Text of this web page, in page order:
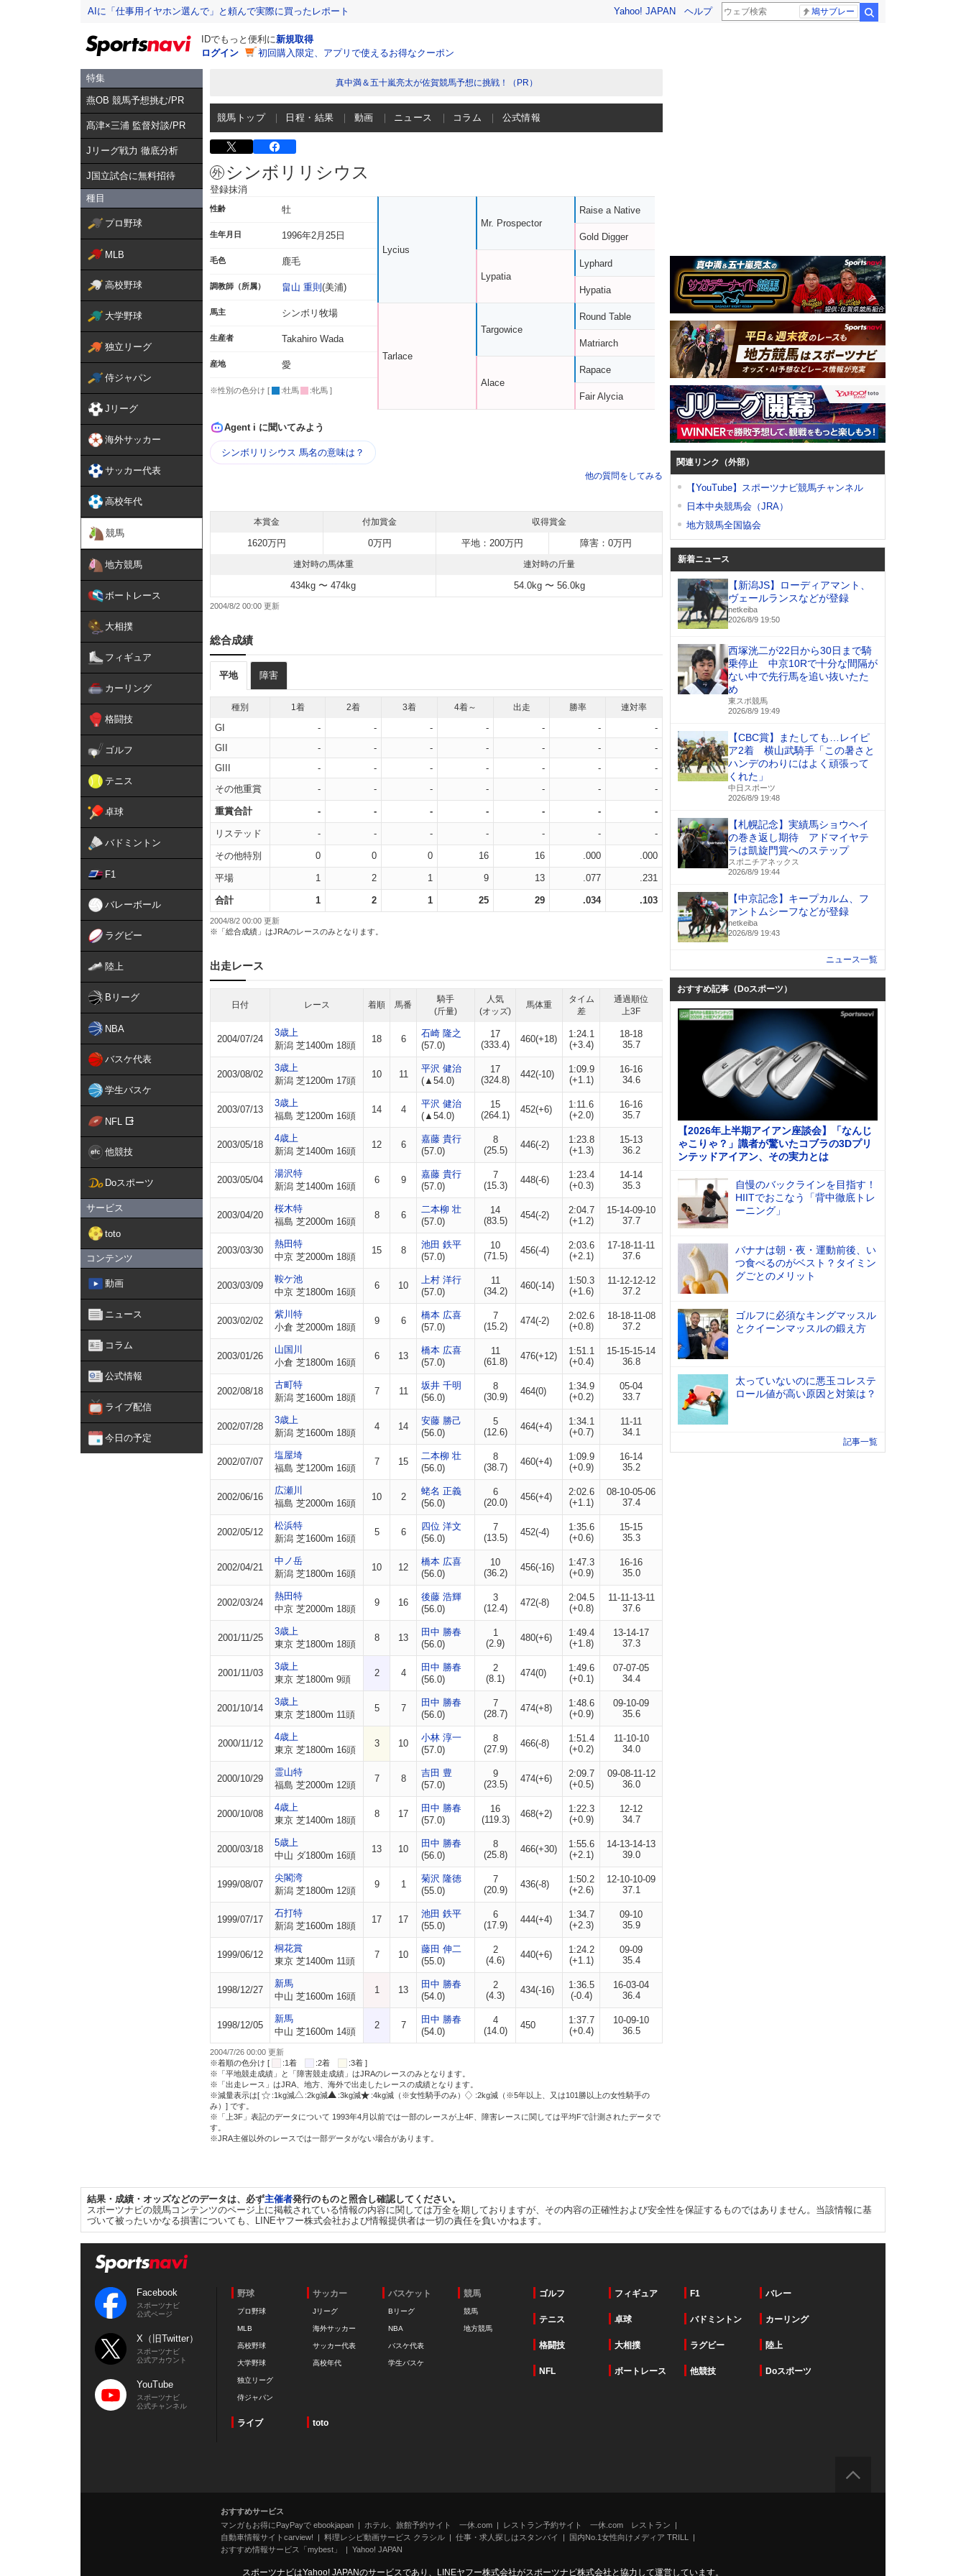
AIに「仕事用イヤホン選んで」と頼んで実際に買ったレポート Yahoo! JAPAN ヘルプ 鳩サブレー
IDでもっと便利に新規取得
ログイン
初回購入限定、アプリで使えるお得なクーポン
特集
燕OB 競馬予想挑む/PR
髙津×三浦 監督対談/PR
Jリーグ戦力 徹底分析
J国立試合に無料招待
種目
プロ野球
MLB
高校野球
大学野球
独立リーグ
侍ジャパン
Jリーグ
海外サッカー
サッカー代表
高校年代
競馬
地方競馬
ボートレース
大相撲
フィギュア
カーリング
格闘技
ゴルフ
テニス
卓球
バドミントン
F1
バレーボール
ラグビー
陸上
Bリーグ
NBA
バスケ代表
学生バスケ
NFL
他競技
Doスポーツ
サービス
toto
コンテンツ
動画
ニュース
コラム
公式情報
ライブ配信
今日の予定
真中満＆五十嵐亮太が佐賀競馬予想に挑戦！（PR）
競馬トップ 日程・結果 動画 ニュース コラム 公式情報
シンボリリシウス
登録抹消
性齢 牡
生年月日 1996年2月25日
毛色 鹿毛
調教師（所属） 畠山 重則 (美浦)
馬主 シンボリ牧場
生産者 Takahiro Wada
産地 愛
※性別の色分け [ :牡馬 :牝馬 ]
Lycius
Tarlace
Mr. Prospector
Lypatia
Targowice
Alace
Raise a Native
Gold Digger
Lyphard
Hypatia
Round Table
Matriarch
Rapace
Fair Alycia
Agent i に聞いてみよう
シンボリリシウス 馬名の意味は？
他の質問をしてみる
本賞金 付加賞金 収得賞金
1620万円 0万円 平地：200万円 障害：0万円
連対時の馬体重 連対時の斤量
434kg 〜 474kg 54.0kg 〜 56.0kg
2004/8/2 00:00
総合成績
平地 障害
種別 1着 2着 3着 4着～ 出走 勝率 連対率
GI - - - - - -
-
GII
- - - - - -
-
GIII
- - - - - -
-
その他重賞
- - - - - - -
重賞合計 - - - - - - -
リステッド - - - - - - -
その他特別 0 0 0 16 16 .000 .000
平場 1 2 1 9 13 .077 .231
合計 1 2 1 25 29 .034 .103
2004/8/2 00:00 更新
※「総合成績」はJRAのレースのみとなります。
出走レース
日付 レース 着順 馬番
騎手
(斤量)
人気
(オッズ)
馬体重
タイム
差
通過順位
上3F
2004/07/24
3歳上
新潟 芝1400m 18頭
18 6
石崎 隆之
(57.0)
17
(333.4)
460(+18)
1:24.1
(+3.4)
18-18
35.7
2003/08/02
3歳上
新潟 芝1200m 17頭
10 11
平沢 健治
(▲54.0)
17
(324.8)
442(-10)
1:09.9
(+1.1)
16-16
34.6
2003/07/13
3歳上
福島 芝1200m 16頭
14 4
平沢 健治
(▲54.0)
15
(264.1)
452(+6)
1:11.6
(+2.0)
16-16
35.7
2003/05/18
4歳上
新潟 芝1400m 16頭
12 6
嘉藤 貴行
(57.0)
8
(25.5)
446(-2)
1:23.8
(+1.3)
15-13
36.2
2003/05/04
湯沢特
新潟 芝1400m 16頭
6 9
嘉藤 貴行
(57.0)
7
(15.3)
448(-6)
1:23.4
(+0.3)
14-14
35.3
2003/04/20
桜木特
福島 芝2000m 16頭
8 6
二本柳 壮
(57.0)
14
(83.5)
454(-2)
2:04.7
(+1.2)
15-14-09-10
37.7
2003/03/30
熱田特
中京 芝2000m 18頭
15 8
池田 鉄平
(57.0)
10
(71.5)
456(-4)
2:03.6
(+2.1)
17-18-11-11
37.6
2003/03/09
鞍ケ池
中京 芝1800m 16頭
6 10
上村 洋行
(57.0)
11
(34.2)
460(-14)
1:50.3
(+1.6)
11-12-12-12
37.2
2003/02/02
紫川特
小倉 芝2000m 18頭
9 6
橋本 広喜
(57.0)
7
(15.2)
474(-2)
2:02.6
(+0.8)
18-18-11-08
37.2
2003/01/26
山国川
小倉 芝1800m 16頭
6 13
橋本 広喜
(57.0)
11
(61.8)
476(+12)
1:51.1
(+0.4)
15-15-15-14
36.8
2002/08/18
古町特
新潟 芝1600m 18頭
7 11
坂井 千明
(56.0)
8
(30.9)
464(0)
1:34.9
(+0.2)
05-04
33.7
2002/07/28
3歳上
新潟 芝1600m 18頭
4 14
安藤 勝己
(56.0)
5
(12.6)
464(+4)
1:34.1
(+0.7)
11-11
34.1
2002/07/07
塩屋埼
福島 芝1200m 16頭
7 15
二本柳 壮
(56.0)
8
(38.7)
460(+4)
1:09.9
(+0.9)
16-14
35.2
2002/06/16
広瀬川
福島 芝2000m 16頭
10 2
蛯名 正義
(56.0)
6
(20.0)
456(+4)
2:02.6
(+1.1)
08-10-05-06
37.4
2002/05/12
松浜特
新潟 芝1600m 16頭
5 6
四位 洋文
(56.0)
7
(13.5)
452(-4)
1:35.6
(+0.6)
15-15
35.3
2002/04/21
中ノ岳
新潟 芝1800m 16頭
10 12
橋本 広喜
(56.0)
10
(36.2)
456(-16)
1:47.3
(+0.9)
16-16
35.0
2002/03/24
熱田特
中京 芝2000m 18頭
9 16
後藤 浩輝
(56.0)
3
(12.4)
472(-8)
2:04.5
(+0.8)
11-11-13-11
37.6
2001/11/25
3歳上
東京 芝1800m 18頭
8 13
田中 勝春
(56.0)
1
(2.9)
480(+6)
1:49.4
(+1.8)
13-14-17
37.3
2001/11/03
3歳上
東京 芝1800m 9頭
2 4
田中 勝春
(56.0)
2
(8.1)
474(0)
1:49.6
(+0.1)
07-07-05
34.4
2001/10/14
3歳上
東京 芝1800m 11頭
5 7
田中 勝春
(56.0)
7
(28.7)
474(+8)
1:48.6
(+0.9)
09-10-09
35.6
2000/11/12
4歳上
東京 芝1800m 16頭
3 10
小林 淳一
(57.0)
8
(27.9)
466(-8)
1:51.4
(+0.2)
11-10-10
34.0
2000/10/29
霊山特
福島 芝2000m 12頭
7 8
吉田 豊
(57.0)
9
(23.5)
474(+6)
2:09.7
(+0.5)
09-08-11-12
36.0
2000/10/08
4歳上
東京 芝1400m 18頭
8 17
田中 勝春
(57.0)
16
(119.3)
468(+2)
1:22.3
(+0.9)
12-12
34.7
2000/03/18
5歳上
中山 ダ1800m 16頭
13 10
田中 勝春
(56.0)
8
(25.8)
466(+30)
1:55.6
(+2.1)
14-13-14-13
39.0
1999/08/07
尖閣湾
新潟 芝1800m 12頭
9 1
菊沢 隆徳
(55.0)
7
(20.9)
436(-8)
1:50.2
(+2.6)
12-10-10-09
37.1
1999/07/17
石打特
新潟 芝1600m 18頭
17 17
池田 鉄平
(55.0)
6
(17.9)
444(+4)
1:34.7
(+2.3)
09-10
35.9
1999/06/12
桐花賞
東京 芝1400m 11頭
7 10
藤田 伸二
(55.0)
2
(4.6)
440(+6)
1:24.2
(+1.1)
09-09
35.4
1998/12/27
新馬
中山 芝1600m 16頭
1 13
田中 勝春
(54.0)
2
(4.3)
434(-16)
1:36.5
(-0.4)
16-03-04
36.4
1998/12/05
新馬
中山 芝1600m 14頭
2 7
田中 勝春
(54.0)
4
(14.0)
450
1:37.7
(+0.4)
10-09-10
36.5
2004/7/26 00:00 更新
※着順の色分け [
:1着 :2着
:3着 ]
※「平地競走成績」と「障害競走成績」はJRAのレースのみとなります。
※「出走レース」はJRA、地方、海外で出走したレースの成績となります。
※減量表示は[
:1kg減 :2kg減 :3kg減 :4kg減（※女性騎手のみ）
:2kg減（※5年以上、又は101勝以上の女性騎手の
み）] です。
※「上3F」表記のデータについて 1993年4月以前では一部のレースが上4F、障害レースに関しては平均Fで計測されたデータで
す。
※JRA主催以外のレースでは一部データがない場合があります。
関連リンク（外部）
【YouTube】スポーツナビ競馬チャンネル
日本中央競馬会（JRA）
地方競馬全国協会
新着ニュース
【新潟JS】ローディアマント、
ヴェールランスなどが登録
netkeiba
2026/8/9 19:50
西塚洸二が22日から30日まで騎
乗停止 中京10Rで十分な間隔が
ない中で先行馬を追い抜いたた
め
東スポ競馬
2026/8/9 19:49
【CBC賞】またしても…レイピ
ア2着 横山武騎手「この暑さと
ハンデのわりにはよく頑張って
くれた」
中日スポーツ
2026/8/9 19:48
【札幌記念】実績馬ショウヘイ
の巻き返し期待 アドマイヤテ
ラは凱旋門賞へのステップ
スポニチアネックス
2026/8/9 19:44
【中京記念】キープカルム、フ
ァントムシーフなどが登録
netkeiba
2026/8/9 19:43
ニュース一覧
おすすめ記事（Doスポーツ）
【2026年上半期アイアン座談会】「なんじ
ゃこりゃ？」識者が驚いたコブラの3Dプリ
ンテッドアイアン、その実力とは
自慢のバックラインを目指す！
HIITでおこなう「背中徹底トレ
ーニング」
バナナは朝・夜・運動前後、い
つ食べるのがベスト？タイミン
グごとのメリット
ゴルフに必須なキングマッスル
とクイーンマッスルの鍛え方
太っていないのに悪玉コレステ
ロール値が高い原因と対策は？
記事一覧
結果・成績・オッズなどのデータは、必ず主催者発行のものと照合し確認してください。
スポーツナビの競馬コンテンツのページ上に掲載されている情報の内容に関しては万全を期しておりますが、その内容の正確性および安全性を保証するものではありません。当該情報に基
づいて被ったいかなる損害についても、LINEヤフー株式会社および情報提供者は一切の責任を負いかねます。
Facebook
スポーツナビ
公式ページ
X（旧Twitter）
スポーツナビ
公式アカウント
YouTube
スポーツナビ
公式チャンネル
野球
プロ野球
MLB
高校野球
大学野球
独立リーグ
侍ジャパン
サッカー
Jリーグ
海外サッカー
サッカー代表
高校年代
バスケット
Bリーグ
NBA
バスケ代表
学生バスケ
競馬
競馬
地方競馬
ゴルフ フィギュア F1 バレー
テニス 卓球 バドミントン カーリング
格闘技 大相撲 ラグビー 陸上
NFL ボートレース 他競技 Doスポーツ
ライブ toto
おすすめサービス
マンガもお得にPayPayで ebookjapan
ホテル、旅館予約サイト 一休.com
レストラン予約サイト 一休.com レストラン
自動車情報サイトcarview!
料理レシピ動画サービス クラシル 仕事・求人探しはスタンバイ
国内No.1女性向けメディア TRILL
おすすめ情報サービス「mybest」
Yahoo! JAPAN
スポーツナビはYahoo! JAPANのサービスであり、LINEヤフー株式会社がスポーツナビ株式会社と協力して運営しています。